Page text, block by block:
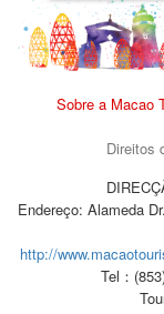
Sobre a Macao
Direitos
Endereço: Alameda
http://
Tel：